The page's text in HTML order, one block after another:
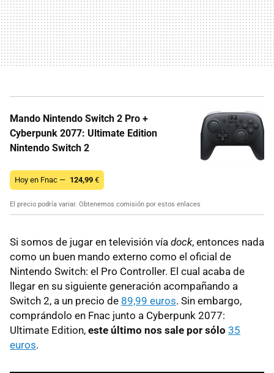
Mando Nintendo Switch 2 Pro +
Cyberpunk 2077: Ultimate Edition
Nintendo Switch 2
Hoy en Fnac — 124,99 €
El precio podría variar. Obtenemos comisión por estos enlaces
Si somos de jugar en televisión vía dock, entonces nada
como un buen mando externo como el oficial de
Nintendo Switch: el Pro Controller. El cual acaba de
llegar en su siguiente generación acompañando a
Switch 2, a un precio de 89,99 euros. Sin embargo,
comprándolo en Fnac junto a Cyberpunk 2077:
Ultimate Edition, este último nos sale por sólo 35
euros.